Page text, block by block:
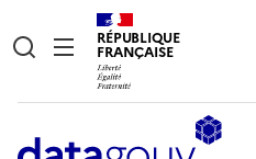
RÉPUBLIQUE
FRANÇAISE